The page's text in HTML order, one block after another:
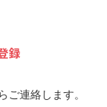
録
ご連絡します。